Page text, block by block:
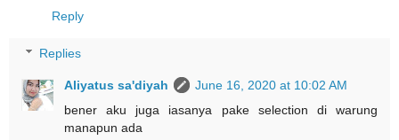
Reply
Replies
Aliyatus sa'diyah
June 16, 2020 at 10:02 AM
bener aku juga iasanya pake selection di warung
manapun ada